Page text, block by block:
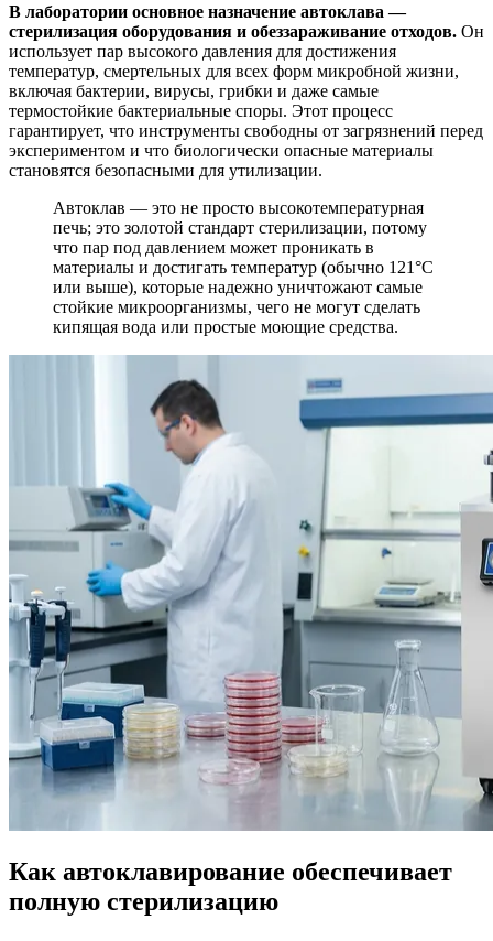
В лаборатории основное назначение автоклава —
стерилизация оборудования и обеззараживание отходов. Он
использует пар высокого давления для достижения
температур, смертельных для всех форм микробной жизни,
включая бактерии, вирусы, грибки и даже самые
термостойкие бактериальные споры. Этот процесс
гарантирует, что инструменты свободны от загрязнений перед
экспериментом и что биологически опасные материалы
становятся безопасными для утилизации.
Автоклав — это не просто высокотемпературная
печь; это золотой стандарт стерилизации, потому
что пар под давлением может проникать в
материалы и достигать температур (обычно 121°C
или выше), которые надежно уничтожают самые
стойкие микроорганизмы, чего не могут сделать
кипящая вода или простые моющие средства.
Как автоклавирование обеспечивает
полную стерилизацию